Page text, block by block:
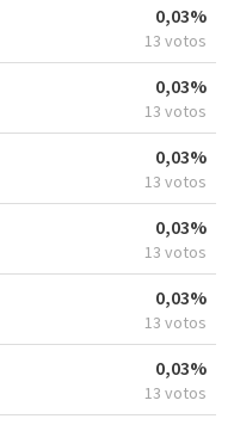
0,03%
13 votos
0,03%
13 votos
0,03%
13 votos
0,03%
13 votos
0,03%
13 votos
0,03%
13 votos